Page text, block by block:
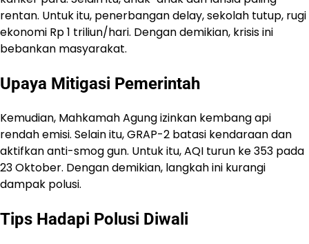
rentan. Untuk itu, penerbangan delay, sekolah tutup, rugi
ekonomi Rp 1 triliun/hari. Dengan demikian, krisis ini
bebankan masyarakat.
Upaya Mitigasi Pemerintah
Kemudian, Mahkamah Agung izinkan kembang api
rendah emisi. Selain itu, GRAP-2 batasi kendaraan dan
aktifkan anti-smog gun. Untuk itu, AQI turun ke 353 pada
23 Oktober. Dengan demikian, langkah ini kurangi
dampak polusi.
Tips Hadapi Polusi Diwali